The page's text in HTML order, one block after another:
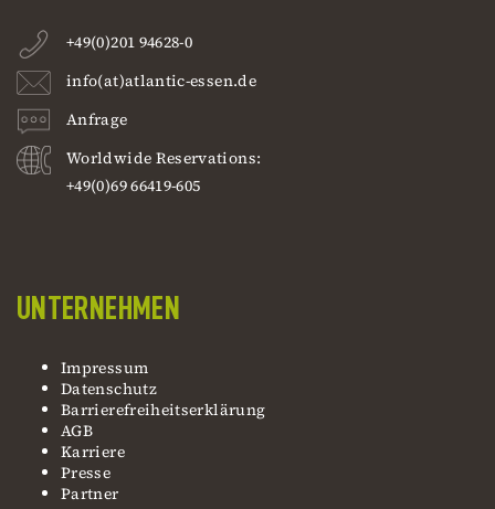
+49(0)201 94628-0
info(at)atlantic-essen.de
Anfrage
Worldwide Reservations:
+49(0)69 66419-605
UNTERNEHMEN
Impressum
Datenschutz
Barrierefreiheitserklärung
AGB
Karriere
Presse
Partner